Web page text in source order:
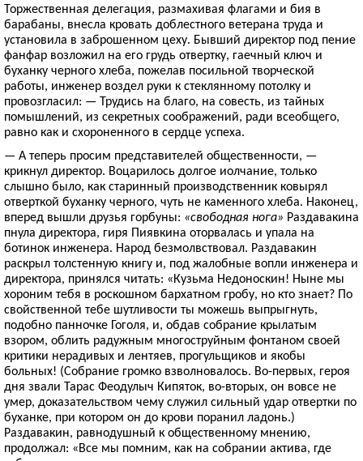
Торжественная делегация, размахивая флагами и бия в
барабаны, внесла кровать доблестного ветерана труда и
установила в заброшенном цеху. Бывший директор под пение
фанфар возложил на его грудь отвертку, гаечный ключ и
буханку черного хлеба, пожелав посильной творческой
работы, инженер воздел руки к стеклянному потолку и
провозгласил: — Трудись на благо, на совесть, из тайных
помышлений, из секретных соображений, ради всеобщего,
равно как и схороненного в сердце успеха.
— А теперь просим представителей общественности, —
крикнул директор. Воцарилось долгое иолчание, только
слышно было, как старинный производственник ковырял
отверткой буханку черного, чуть не каменного хлеба. Наконец,
вперед вышли друзья горбуны: «свободная нога» Раздавакина
пнула директора, гиря Пиявкина оторвалась и упала на
ботинок инженера. Народ безмолвствовал. Раздавакин
раскрыл толстенную книгу и, под жалобные вопли инженера и
директора, принялся читать: «Кузьма Недоноскин! Ныне мы
хороним тебя в роскошном бархатном гробу, но кто знает? По
свойственной тебе шутливости ты можешь выпрыгнуть,
подобно панночке Гоголя, и, обдав собрание крылатым
взором, облить радужным многоструйным фонтаном своей
критики нерадивых и лентяев, прогульщиков и якобы
больных! (Собрание громко взволновалось. Во-первых, героя
дня звали Тарас Феодулыч Кипяток, во-вторых, он вовсе не
умер, доказательством чему служил сильный удар отвертки по
буханке, при котором он до крови поранил ладонь.)
Раздавакин, равнодушный к общественному мнению,
продолжал: «Все мы помним, как на собрании актива, где